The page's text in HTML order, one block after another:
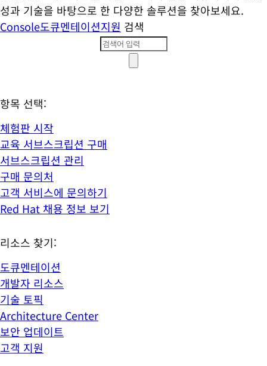
성과 기술을 바탕으로 한 다양한 솔루션을 찾아보세요.
Console도큐멘테이션지원 검색
항목 선택:
체험판 시작
교육 서브스크립션 구매
서브스크립션 관리
구매 문의처
고객 서비스에 문의하기
Red Hat 채용 정보 보기
리소스 찾기:
도큐멘테이션
개발자 리소스
기술 토픽
Architecture Center
보안 업데이트
고객 지원